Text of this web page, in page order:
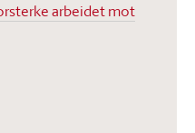
arbeidet mot